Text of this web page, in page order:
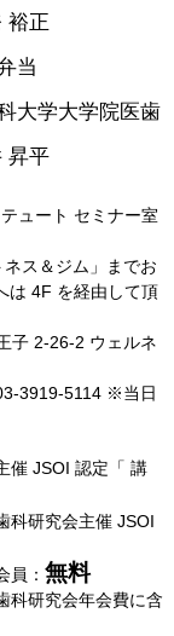
裕正
当
大学大学院医歯
昇平
ュート セミナー室
ス＆ジム」までお
は 4F を経由して頂
子 2-26-2 ウェルネ
3919-5114 ※当日
催 JSOI 認定「 講
科研究会主催 JSOI
員： 無料
科研究会年会費に含